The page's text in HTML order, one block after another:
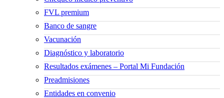
FVL premium
Banco de sangre
Vacunación
Diagnóstico y laboratorio
Resultados exámenes – Portal Mi Fundación
Preadmisiones
Entidades en convenio